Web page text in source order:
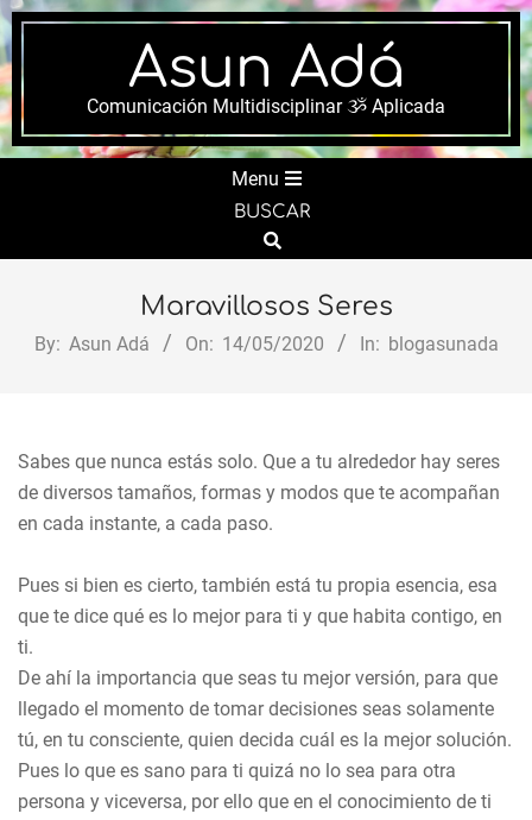
Skip
to
content
Asun Adá
Comunicación Multidisciplinar ૐ Aplicada
Menu
BUSCAR
Search
Maravillosos Seres
By: Asun Adá On: 14/05/2020 In: blogasunada
Sabes que nunca estás solo. Que a tu alrededor hay seres
de diversos tamaños, formas y modos que te acompañan
en cada instante, a cada paso.
Pues si bien es cierto, también está tu propia esencia, esa
que te dice qué es lo mejor para ti y que habita contigo, en
ti.
De ahí la importancia que seas tu mejor versión, para que
llegado el momento de tomar decisiones seas solamente
tú, en tu consciente, quien decida cuál es la mejor solución.
Pues lo que es sano para ti quizá no lo sea para otra
persona y viceversa, por ello que en el conocimiento de ti